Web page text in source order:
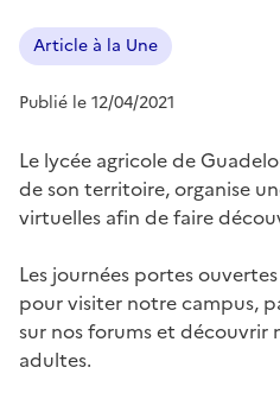
Article à la Une
Publié le 12/04/2021
Le lycée agricole de
de son territoire, organise
virtuelles afin de faire
Les journées portes
pour visiter notre campus,
sur nos forums et découvrir
adultes.